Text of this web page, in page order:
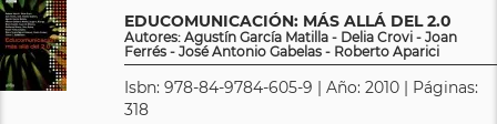
EDUCOMUNICACIÓN: MÁS ALLÁ DEL 2.0
Autores: Agustín García Matilla - Delia Crovi - Joan
Ferrés - José Antonio Gabelas - Roberto Aparici
Isbn: 978-84-9784-605-9 | Año: 2010 | Páginas:
318